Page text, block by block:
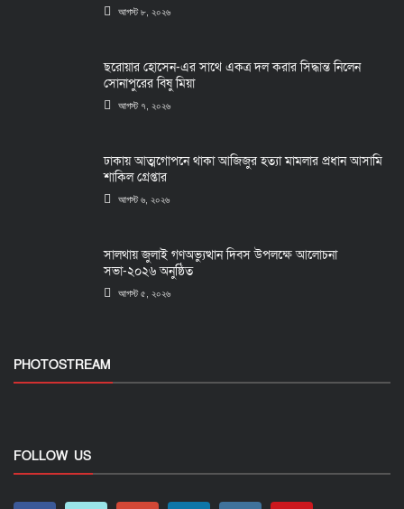
আগস্ট ৮, ২০২৬
ছরোয়ার হোসেন-এর সাথে একত্র দল করার সিদ্ধান্ত নিলেন
সোনাপুরের বিষু মিয়া
আগস্ট ৭, ২০২৬
ঢাকায় আত্মগোপনে থাকা আজিজুর হত্যা মামলার প্রধান আসামি
শাকিল গ্রেপ্তার
আগস্ট ৬, ২০২৬
সালথায় জুলাই গণঅভ্যুত্থান দিবস উপলক্ষে আলোচনা
সভা-২০২৬ অনুষ্ঠিত
আগস্ট ৫, ২০২৬
PHOTOSTREAM
FOLLOW US